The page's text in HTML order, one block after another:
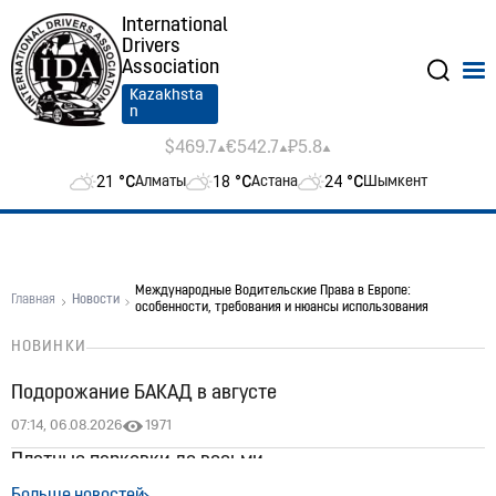
International
Drivers
Association
Kazakhsta
n
$469.7 €542.7 ₽5.8
21 °CАлматы 18 °CАстана 24 °CШымкент
Главная Новости
Международные Водительские Права в Европе:
особенности, требования и нюансы использования
НОВИНКИ
Подорожание БАКАД в августе
07:14, 06.08.2026 1971
Платные парковки до восьми